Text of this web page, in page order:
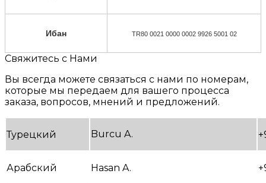
Ибан TR80 0021 0000 0002 9926 5001 02
Свяжитесь с Нами
Вы всегда можете связаться с нами по номерам,
которые мы передаем для вашего процесса
заказа, вопросов, мнений и предложений.
Турецкий Burcu A.
Арабский Hasan A.